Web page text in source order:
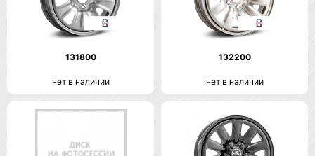
131800
нет в наличии
132200
нет в наличии